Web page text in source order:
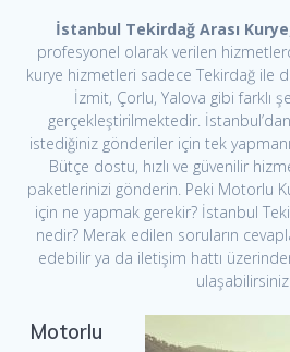
İstanbul Tekirdağ Arası Kurye
profesyonel olarak verilen
kurye hizmetleri sadece Tekirdağ ile
İzmit, Çorlu, Yalova gibi farklı
gerçekleştirilmektedir.
istediğiniz gönderiler için tek
Bütçe dostu, hızlı ve güvenilir
paketlerinizi gönderin. Peki Motorlu
için ne yapmak gerekir? İstanbul
nedir? Merak edilen soruların
edebilir ya da iletişim hattı
ulaşabilirsiniz.
Motorlu